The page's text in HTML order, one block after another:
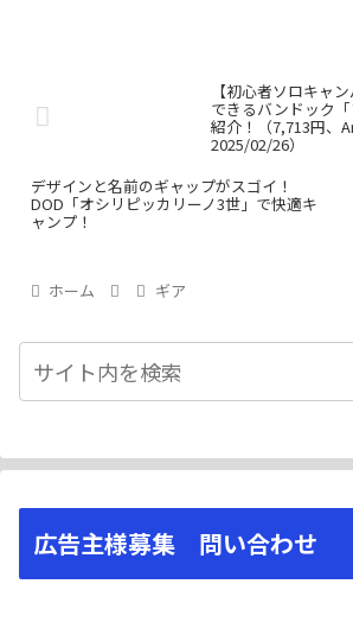
【初心者ソロキャ
できるバンドック
紹介！（7,713円、
2025/02/26）
デザインと名前のギャップがスゴイ！
DOD「オシリピッカリーノ3世」で快適キ
ャンプ！
ホーム ギア
広告主様募集 問い合わせ